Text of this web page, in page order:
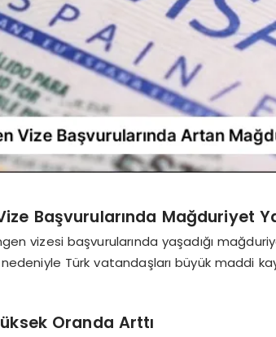
Başvurularında Mağduriyet
vizesi başvurularında yaşadığı
Türk vatandaşları büyük maddi
Oranda Arttı